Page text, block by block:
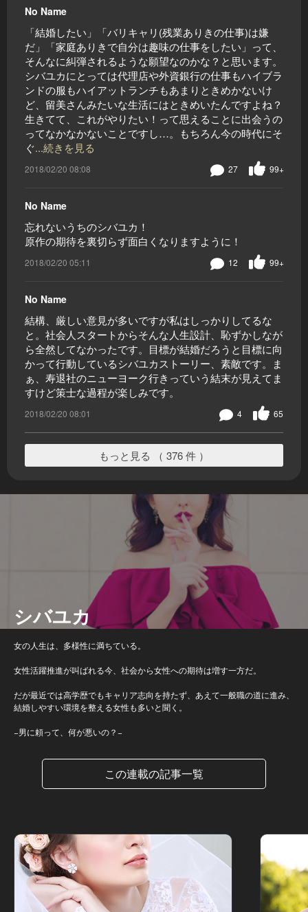
No Name
「結婚したい」「バリキャリ(残業ありきの仕事)は嫌
だ」「家庭ありきで自分は趣味の仕事をしたい」って、
そんなに糾弾されるような願望なのかな？と思います。
シバユカにとっては代理店や外資銀行の仕事もハイブラ
ンドの服もハイアットランチもあまりときめかないけ
ど、留美さんみたいな生活にはときめいたんですよね？
生きてて、これがやりたい！って思えることに出会うの
ってなかなかないことですし…。もちろん今の時代にそ
ぐ...続きを見る
2018/02/20 08:08 99+
27
No Name
忘れないうちのシバユカ！
原作の期待を裏切らず面白くなりますように！
2018/02/20 05:11 99+
12
No Name
結構、厳しい意見が多いですが私はしっかりしてるな
と。社会人スタートからそんな人生設計、恥ずかしなが
ら全然してなかったです。目標が結婚だろうと目標に向
かって行動しているシバユカストーリー、素敵です。ま
ぁ、寿退社のニューヨーク行きっていう結末が見えてま
すけど策士な過程が楽しみです。
2018/02/20 08:01 65
4
もっと見る （ 376 件 ）
シバユカ
女の人生は、多様性に満ちている。
女性活躍推進が叫ばれる今、社会から女性への期待は増す一方だ。
だが最近では高学歴でもキャリア志向を持たず、あえて一般職の道に進み、
結婚しやすい環境を整える女性も多いと聞く。
−男に頼って、何が悪いの？−
この連載の記事一覧